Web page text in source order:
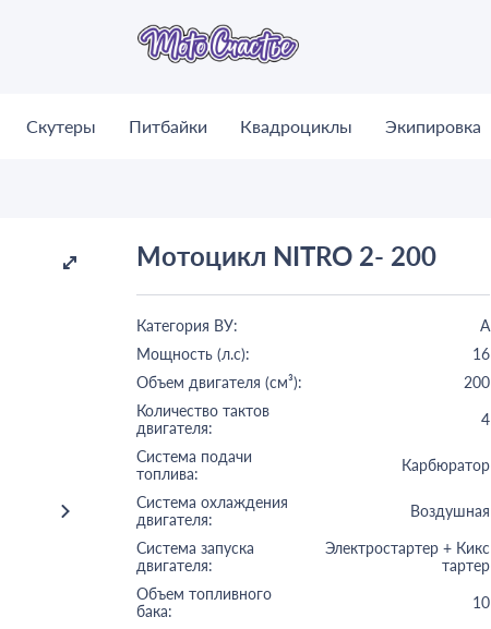
Скутеры Питбайки Квадроциклы Экипировка
Мотоцикл NITRO 2- 200
Категория ВУ:
A
Мощность (л.с):
16
Объем двигателя (см³):
200
Количество тактов
двигателя:
4
Система подачи
топлива:
Карбюратор
Система охлаждения
двигателя:
Воздушная
Система запуска
двигателя:
Электростартер + Кикс
тартер
Объем топливного
бака:
10